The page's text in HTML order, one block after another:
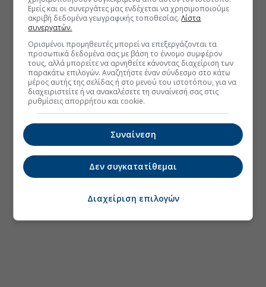
Εμείς και οι συνεργάτες μας ενδέχεται να χρησιμοποιούμε
ακριβή δεδομένα γεωγραφικής τοποθεσίας.Λίστα
συνεργατών.
Ορισμένοι προμηθευτές μπορεί να επεξεργάζονται τα
προσωπικά δεδομένα σας με βάση το έννομο συμφέρον
τους, αλλά μπορείτε να αρνηθείτε κάνοντας διαχείριση των
παρακάτω επιλογών. Αναζητήστε έναν σύνδεσμο στο κάτω
μέρος αυτής της σελίδας ή στο μενού του ιστοτόπου, για να
διαχειριστείτε ή να ανακαλέσετε τη συναίνεσή σας στις
ρυθμίσεις απορρήτου και cookie.
Συναίνεση
Δεν συγκατατίθεμαι
Διαχείριση επιλογών